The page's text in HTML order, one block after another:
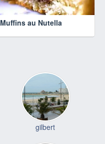
Muffins au Nutella
gilbert